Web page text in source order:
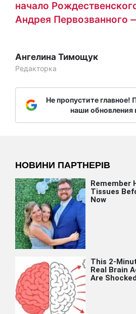
начало
Андрея Первозванного
Ангелина Тимощук
Редакторка
Не пропустите главное!
наши обновления